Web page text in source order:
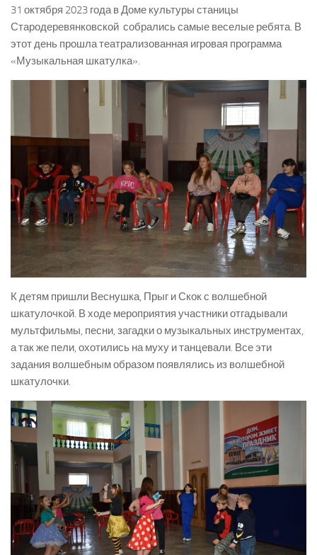
31 октября 2023 года в Доме культуры станицы
Стародеревянковской собрались самые веселые ребята. В
этот день прошла театрализованная игровая программа
«Музыкальная шкатулка».
К детям пришли Веснушка, Прыг и Скок с волшебной
шкатулочкой. В ходе мероприятия участники отгадывали
мультфильмы, песни, загадки о музыкальных инструментах,
а так же пели, охотились на муху и танцевали. Все эти
задания волшебным образом появлялись из волшебной
шкатулочки.